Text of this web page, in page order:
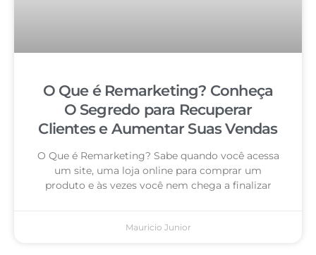
O Que é Remarketing? Conheça
O Segredo para Recuperar
Clientes e Aumentar Suas Vendas
O Que é Remarketing? Sabe quando você acessa
um site, uma loja online para comprar um
produto e às vezes você nem chega a finalizar
Mauricio Junior